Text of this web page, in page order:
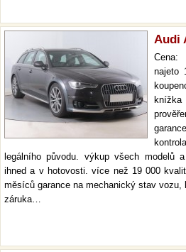
Audi
Cena:
najeto
legálního původu. výkup všech modelů
ihned a v hotovosti. více než 19 000
měsíců garance na mechanický stav
záruka…